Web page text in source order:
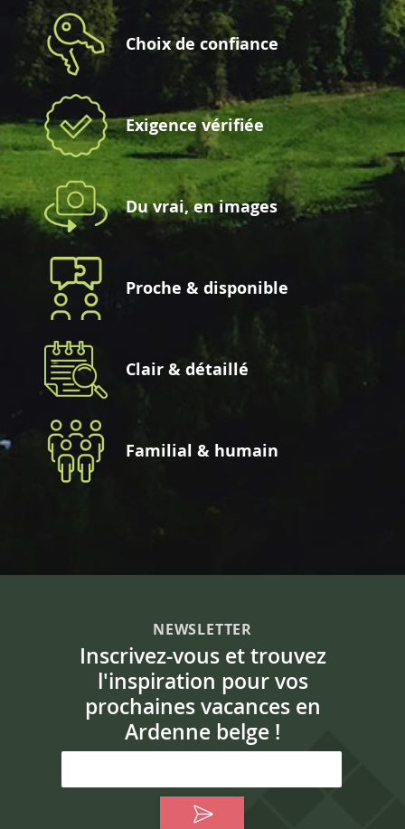
Choix de confiance
Exigence vérifiée
Du vrai, en images
Proche & disponible
Clair & détaillé
Familial & humain
NEWSLETTER
Inscrivez-vous et trouvez
l'inspiration pour vos
prochaines vacances en
Ardenne belge !